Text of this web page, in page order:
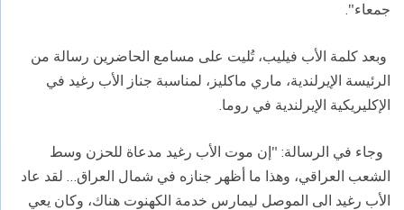
جمعاء".
وبعد كلمة الأب فيليب، تُليت على مسامع الحاضرين رسالة من
الرئيسة الإيرلندية، ماري ماكليز، لمناسبة جناز الأب رغيد في
الإكليريكية الإيرلندية في روما.
وجاء في الرسالة: "إن موت الأب رغيد مدعاة للحزن وسط
الشعب العراقي، وهذا ما أظهر جنازه في شمال العراق… لقد عاد
الأب رغيد الى الموصل ليمارس خدمة الكهنوت هناك، وكان يعي